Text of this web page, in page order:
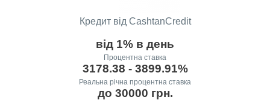
Кредит від CashtanCredit
від 1% в день
Процентна ставка
3178.38 - 3899.91%
Реальна річна процентна ставка
до 30000 грн.